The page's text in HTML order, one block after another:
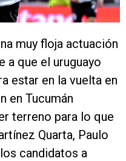
muy floja actuación
a que el uruguayo
estar en la vuelta en
en Tucumán
terreno para lo que
Quarta, Paulo
candidatos a